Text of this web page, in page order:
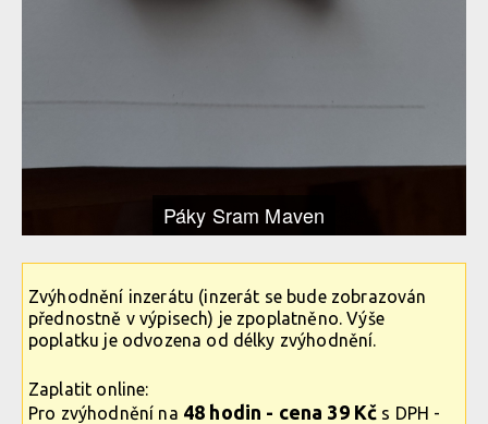
Páky Sram Maven
Zvýhodnění inzerátu (inzerát se bude zobrazován
přednostně v výpisech) je zpoplatněno. Výše
poplatku je odvozena od délky zvýhodnění.
Zaplatit online:
Pro zvýhodnění na 48 hodin - cena 39 Kč s DPH -